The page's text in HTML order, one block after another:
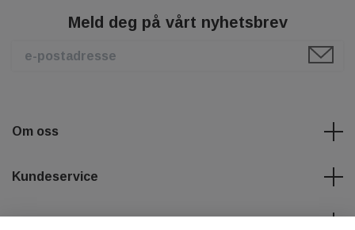
Meld deg på vårt nyhetsbrev
Om oss
Kundeservice